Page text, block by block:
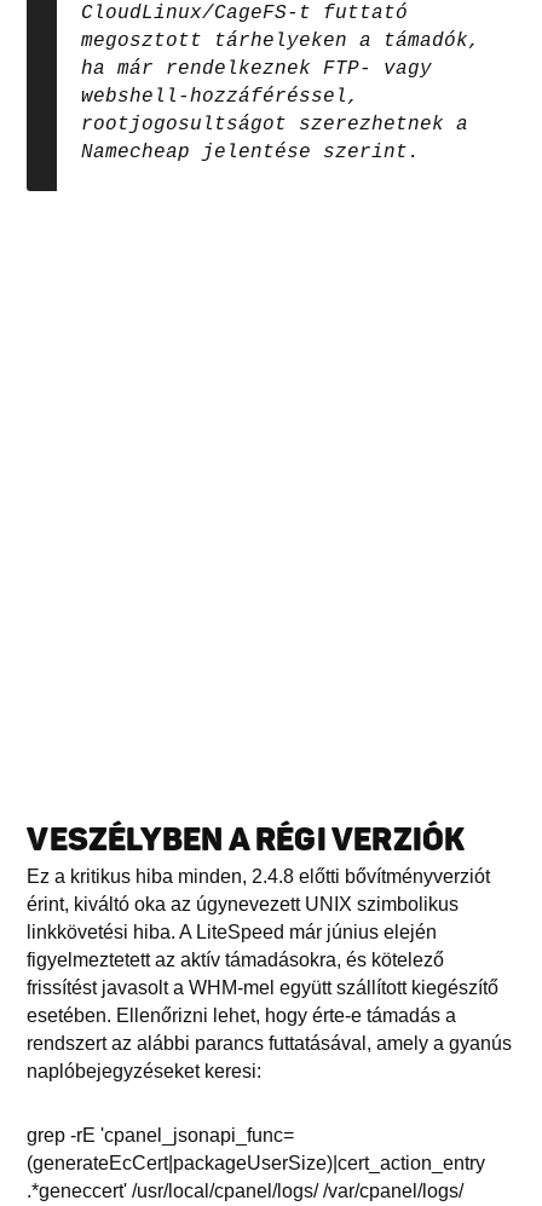
CloudLinux/CageFS-t futtató
megosztott tárhelyeken a támadók,
ha már rendelkeznek FTP- vagy
webshell-hozzáféréssel,
rootjogosultságot szerezhetnek a
Namecheap jelentése szerint.
VESZÉLYBEN A RÉGI VERZIÓK
Ez a kritikus hiba minden, 2.4.8 előtti bővítményverziót
érint, kiváltó oka az úgynevezett UNIX szimbolikus
linkkövetési hiba. A LiteSpeed már június elején
figyelmeztetett az aktív támadásokra, és kötelező
frissítést javasolt a WHM-mel együtt szállított kiegészítő
esetében. Ellenőrizni lehet, hogy érte-e támadás a
rendszert az alábbi parancs futtatásával, amely a gyanús
naplóbejegyzéseket keresi:
grep -rE 'cpanel_jsonapi_func=
(generateEcCert|packageUserSize)|cert_action_entry
.*geneccert' /usr/local/cpanel/logs/ /var/cpanel/logs/